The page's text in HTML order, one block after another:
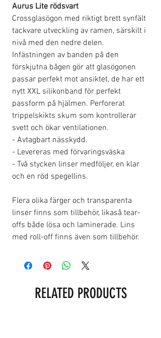
Aurus Lite rödsvart
Crossglasögon med riktigt brett synfält
tackvare utveckling av ramen, särskilt i
nivå med den nedre delen.
Infästningen av banden på den
förskjutna bågen gör att glasögonen
passar perfekt mot ansiktet, de har ett
nytt XXL silikonband för perfekt
passform på hjälmen. Perforerat
trippelskikts skum som kontrollerar
svett och ökar ventilationen.
- Avtagbart nässkydd.
- Levereras med förvaringsväska
- Två stycken linser medföljer, en klar
och en röd spegellins.
Flera olika färger och transparenta
linser finns som tillbehör, likaså tear-
offs både lösa och laminerade. Lins
med roll-off finns även som tillbehör.
RELATED PRODUCTS